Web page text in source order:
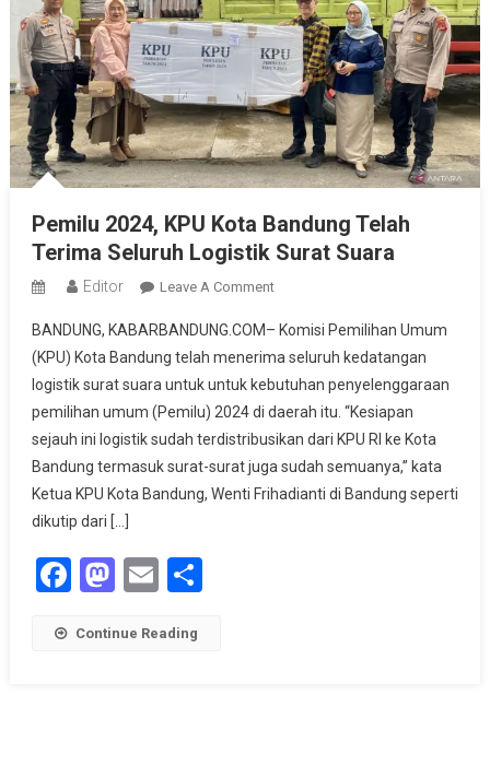
Pemilu 2024, KPU Kota Bandung Telah
Terima Seluruh Logistik Surat Suara
Editor Leave A CommentOn
2024,
KPU
Kota
Bandung
Telah
Terima
Seluruh
BANDUNG, KABARBANDUNG.COM– Komisi Pemilihan Umum
(KPU) Kota Bandung telah menerima seluruh kedatangan
logistik surat suara untuk untuk kebutuhan penyelenggaraan
pemilihan umum (Pemilu) 2024 di daerah itu. “Kesiapan
sejauh ini logistik sudah terdistribusikan dari KPU RI ke Kota
Bandung termasuk surat-surat juga sudah semuanya,” kata
Ketua KPU Kota Bandung, Wenti Frihadianti di Bandung seperti
dikutip dari […]
Facebook
Mastodon
EmailShare
Continue Reading